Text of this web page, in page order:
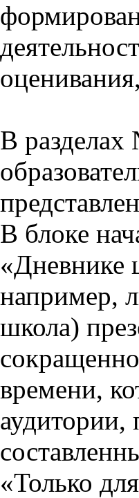
В
В блоке
«Дневнике
например,
школа)
времени,
аудитории,
«Только